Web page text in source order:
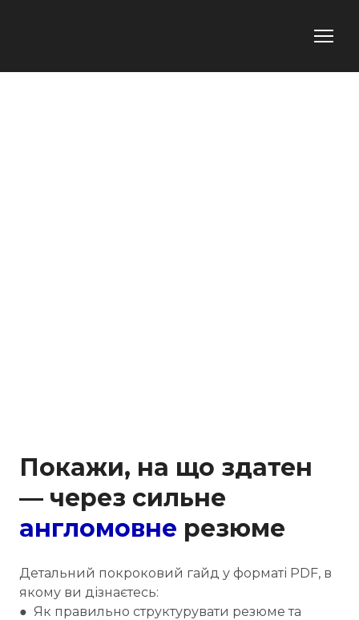
Покажи, на що здатен
— через сильне
англомовне резюме
Детальний покроковий гайд у форматі PDF, в
якому ви дізнаєтесь:
● Як правильно структурувати резюме та